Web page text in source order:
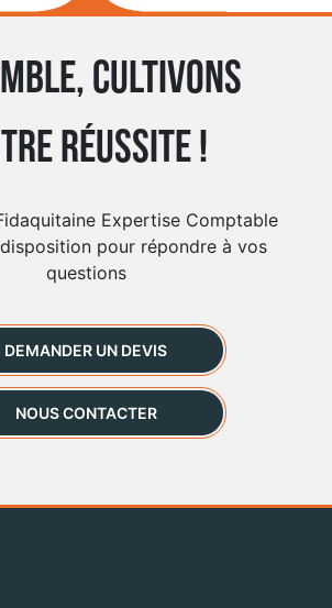
cultivons
réussite !
Expertise Comptable
pour répondre à vos
questions
DEMANDER UN DEVIS
NOUS CONTACTER